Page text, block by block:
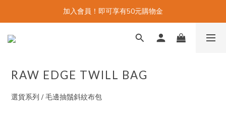
加入會員！即可享有50元購物金
RAW EDGE TWILL BAG
選貨系列 / 毛邊抽鬚斜紋布包